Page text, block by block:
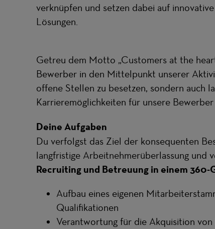
verknüpfen und setzen dabei auf
Lösungen.
Getreu dem Motto „Customers at the
Bewerber in den Mittelpunkt unserer
offene Stellen zu besetzen, sondern auch
Karrieremöglichkeiten für unsere Bewerber
Deine Aufgaben
Du verfolgst das Ziel der konsequenten
langfristige Arbeitnehmerüberlassung und
Recruiting und Betreuung in einem 360-
Aufbau eines eigenen
Qualifikationen
Verantwortung für die Akquisition